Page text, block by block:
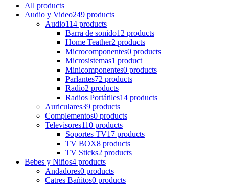
All products
Audio y Video249 products
Audio114 products
Barra de sonido12 products
Home Teather2 products
Microcomponentes0 products
Microsistemas1 product
Minicomponentes0 products
Parlantes72 products
Radio2 products
Radios Portátiles14 products
Auriculares39 products
Complementos0 products
Televisores110 products
Soportes TV17 products
TV BOX8 products
TV Sticks2 products
Bebes y Niños4 products
Andadores0 products
Catres Bañitos0 products